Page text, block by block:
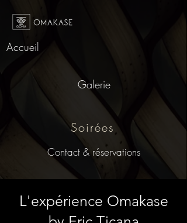
Accueil
Galerie
Soirées
Contact & réservations
L'expérience Omakase